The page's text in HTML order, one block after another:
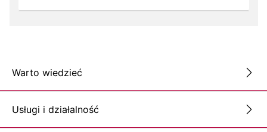
Warto wiedzieć
Usługi i działalność